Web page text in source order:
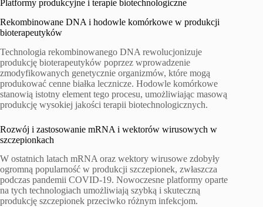
Platformy produkcyjne i terapie biotechnologiczne
Rekombinowane DNA i hodowle komórkowe w produkcji
bioterapeutyków
Technologia rekombinowanego DNA rewolucjonizuje
produkcję bioterapeutyków poprzez wprowadzenie
zmodyfikowanych genetycznie organizmów, które mogą
produkować cenne białka lecznicze. Hodowle komórkowe
stanowią istotny element tego procesu, umożliwiając masową
produkcję wysokiej jakości terapii biotechnologicznych.
Rozwój i zastosowanie mRNA i wektorów wirusowych w
szczepionkach
W ostatnich latach mRNA oraz wektory wirusowe zdobyły
ogromną popularność w produkcji szczepionek, zwłaszcza
podczas pandemii COVID-19. Nowoczesne platformy oparte
na tych technologiach umożliwiają szybką i skuteczną
produkcję szczepionek przeciwko różnym infekcjom.